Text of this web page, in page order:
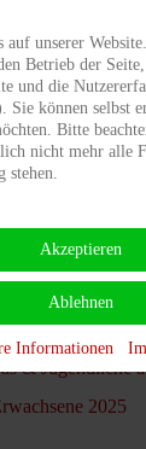
& Jugendliche
2025
auf unserer
Betrieb der
und die
Sie können selbst
Bitte
nicht mehr alle
stehen.
Akzeptieren
Ablehnen
Informationen